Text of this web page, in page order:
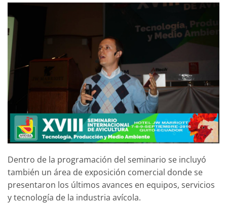
Dentro de la programación del seminario se incluyó
también un área de exposición comercial donde se
presentaron los últimos avances en equipos, servicios
y tecnología de la industria avícola.